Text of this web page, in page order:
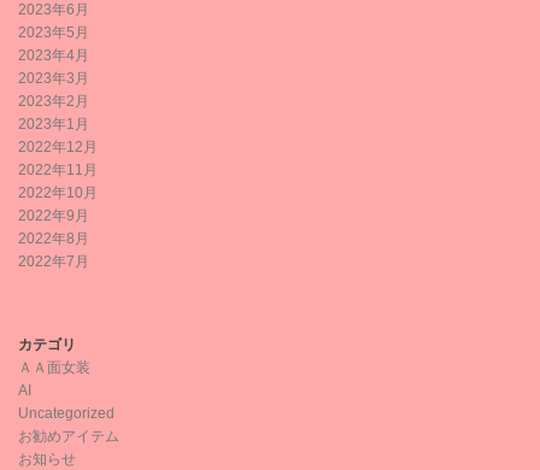
2023年6月
2023年5月
2023年4月
2023年3月
2023年2月
2023年1月
2022年12月
2022年11月
2022年10月
2022年9月
2022年8月
2022年7月
カテゴリ
ＡＡ面女装
AI
Uncategorized
お勧めアイテム
お知らせ